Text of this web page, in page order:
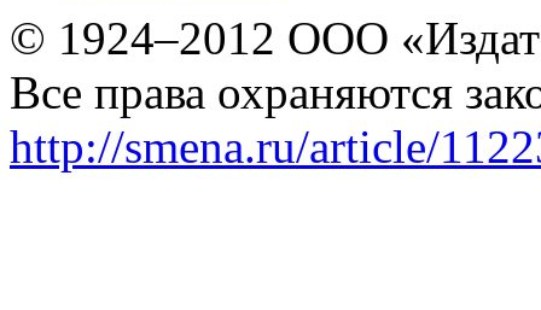
© 1924–2012 ООО
Все права охраняются
http://smena.ru/article/